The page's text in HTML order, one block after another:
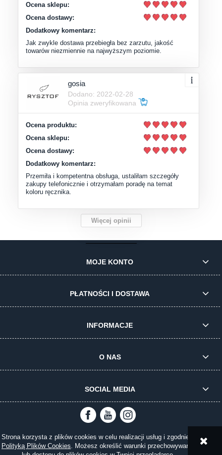
Strona korzysta z plików cookies w celu realizacji usług i zgodnie z
Polityką Plików Cookies. Możesz określić warunki przechowywania
Ocena sklepu:
Ocena dostawy:
Dodatkowy komentarz:
Jak zwykle dostawa przebiegła bez zarzutu, jakość
towarów niezmiennie na najwyższym poziomie.
gosia
Dodano: 2022-02-28
Opinia zweryfikowana
Ocena produktu:
Ocena sklepu:
Ocena dostawy:
Dodatkowy komentarz:
Przemiła i kompetentna obsługa, ustaliłam szczegóły
zakupy telefonicznie i otrzymałam poradę na temat
koloru ręcznika.
Więcej opinii
MOJE KONTO
PŁATNOŚCI I DOSTAWA
INFORMACJE
O NAS
SOCIAL MEDIA
pokaż pełną wersję strony